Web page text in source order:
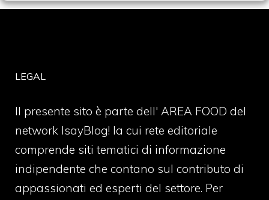
LEGAL
Il presente sito è parte dell' AREA FOOD del
network IsayBlog! la cui rete editoriale
comprende siti tematici di informazione
indipendente che contano sul contributo di
appassionati ed esperti del settore. Per